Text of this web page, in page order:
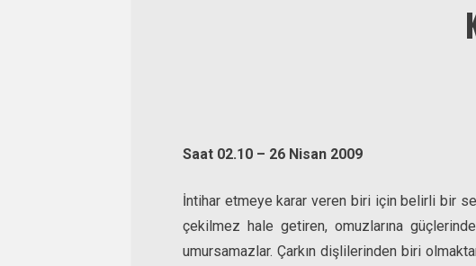
Saat 02.10 – 26 Nisan 2009
İntihar etmeye karar veren biri için belirli bir
çekilmez hale getiren, omuzlarına
umursamazlar. Çarkın dişlilerinden biri